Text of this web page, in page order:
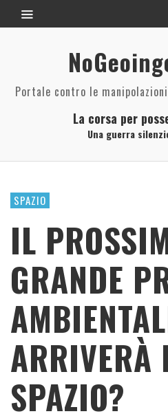
Portale contro le
La corsa per
Una guerra
SPAZIO
IL
GRANDE
ARRIVERÀ
SPAZIO?